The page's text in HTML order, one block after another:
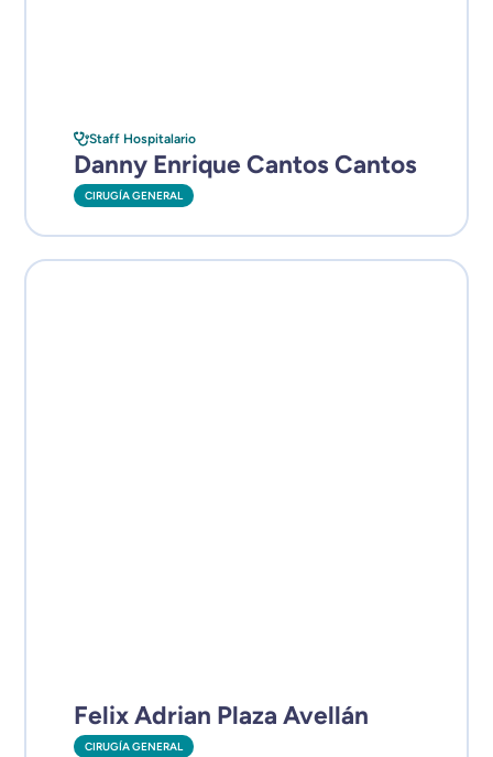
Staff Hospitalario
Danny Enrique Cantos Cantos
CIRUGÍA GENERAL
Felix Adrian Plaza Avellán
CIRUGÍA GENERAL